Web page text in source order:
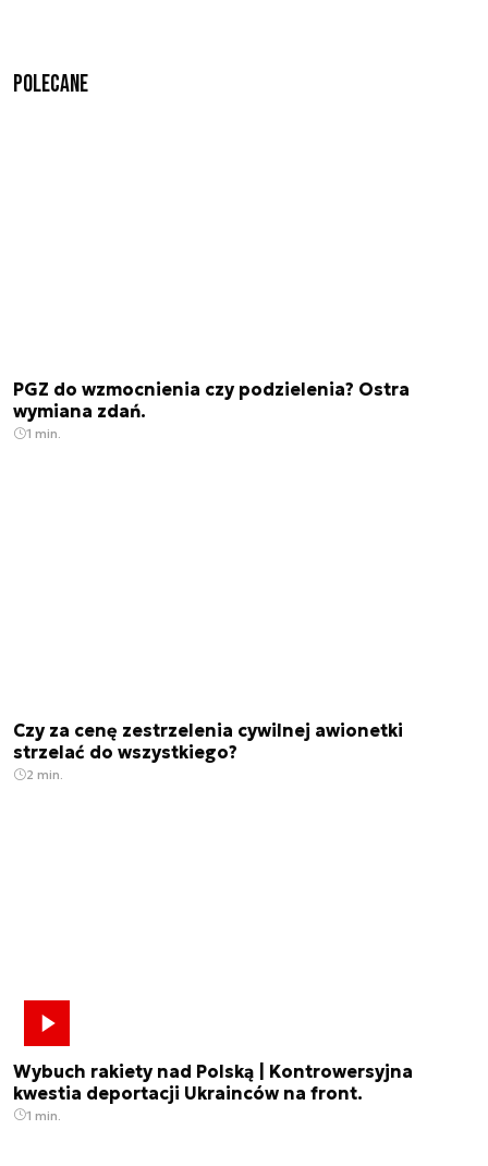
Polecane
PGZ do wzmocnienia czy podzielenia? Ostra
wymiana zdań.
1 min.
Czy za cenę zestrzelenia cywilnej awionetki
strzelać do wszystkiego?
2 min.
Wybuch rakiety nad Polską | Kontrowersyjna
kwestia deportacji Ukrainców na front.
1 min.